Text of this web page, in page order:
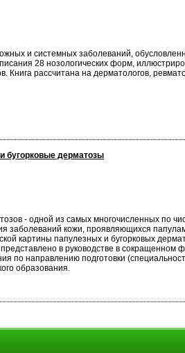
и системных заболеваний,
28 нозологических форм,
рассчитана на дерматологов,
бугорковые дерматозы
- одной из самых многочисленных по
заболеваний кожи, проявляющихся
картины папулезных и бугорковых
в руководстве в
по направлению подготовки
образования.